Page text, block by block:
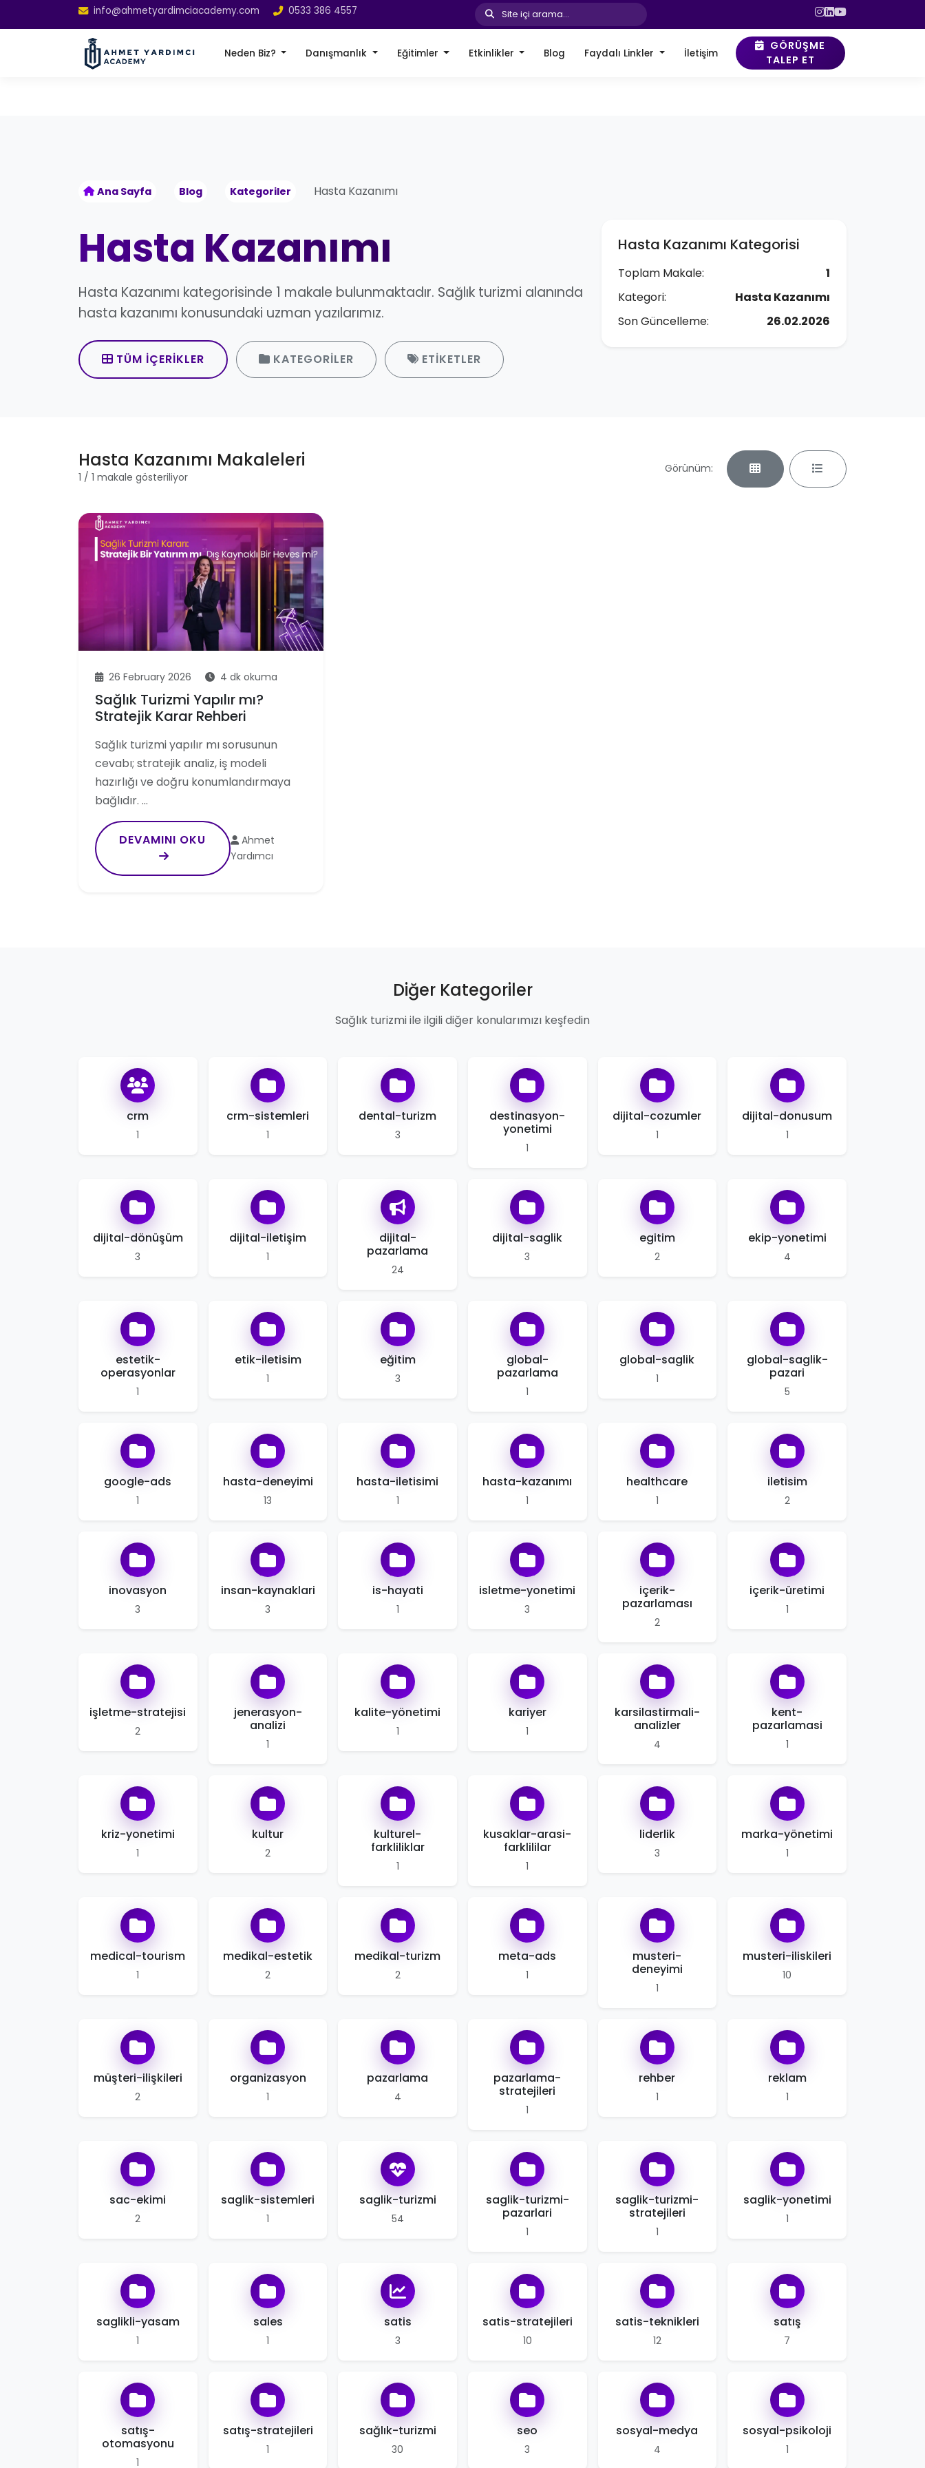
info@ahmetyardimciacademy.com 0533 386 4557 Site içi arama...
Neden Biz? Danışmanlık Eğitimler Etkinlikler Blog Faydalı Linkler İletişim
GÖRÜŞME
TALEP ET
Ana Sayfa Blog Kategoriler Hasta Kazanımı
Hasta Kazanımı
Hasta Kazanımı kategorisinde 1 makale bulunmaktadır. Sağlık turizmi alanında
hasta kazanımı konusundaki uzman yazılarımız.
TÜM İÇERIKLER KATEGORILER ETIKETLER
Hasta Kazanımı Kategorisi
Toplam Makale:
1
Kategori:
Hasta Kazanımı
Son Güncelleme:
26.02.2026
Hasta Kazanımı Makaleleri
1 / 1 makale gösteriliyor
Görünüm:
26 February 2026 4 dk okuma
Sağlık Turizmi Yapılır mı?
Stratejik Karar Rehberi
Sağlık turizmi yapılır mı sorusunun
cevabı; stratejik analiz, iş modeli
hazırlığı ve doğru konumlandırmaya
bağlıdır. …
DEVAMINI OKU
Ahmet
Yardımcı
Diğer Kategoriler
Sağlık turizmi ile ilgili diğer konularımızı keşfedin
crm
1
crm-sistemleri
1
dental-turizm
3
destinasyon-
yonetimi
1
dijital-cozumler
1
dijital-donusum
1
dijital-dönüşüm
3
dijital-iletişim
1
dijital-
pazarlama
24
dijital-saglik
3
egitim
2
ekip-yonetimi
4
estetik-
operasyonlar
1
etik-iletisim
1
eğitim
3
global-
pazarlama
1
global-saglik
1
global-saglik-
pazari
5
google-ads
1
hasta-deneyimi
13
hasta-iletisimi
1
hasta-kazanımı
1
healthcare
1
iletisim
2
inovasyon
3
insan-kaynaklari
3
is-hayati
1
isletme-yonetimi
3
içerik-
pazarlaması
2
içerik-üretimi
1
işletme-stratejisi
2
jenerasyon-
analizi
1
kalite-yönetimi
1
kariyer
1
karsilastirmali-
analizler
4
kent-
pazarlamasi
1
kriz-yonetimi
1
kultur
2
kulturel-
farkliliklar
1
kusaklar-arasi-
farklililar
1
liderlik
3
marka-yönetimi
1
medical-tourism
1
medikal-estetik
2
medikal-turizm
2
meta-ads
1
musteri-
deneyimi
1
musteri-iliskileri
10
müşteri-ilişkileri
2
organizasyon
1
pazarlama
4
pazarlama-
stratejileri
1
rehber
1
reklam
1
sac-ekimi
2
saglik-sistemleri
1
saglik-turizmi
54
saglik-turizmi-
pazarlari
1
saglik-turizmi-
stratejileri
1
saglik-yonetimi
1
saglikli-yasam
1
sales
1
satis
3
satis-stratejileri
10
satis-teknikleri
12
satış
7
satış-
otomasyonu
1
satış-stratejileri
1
sağlık-turizmi
30
seo
3
sosyal-medya
4
sosyal-psikoloji
1